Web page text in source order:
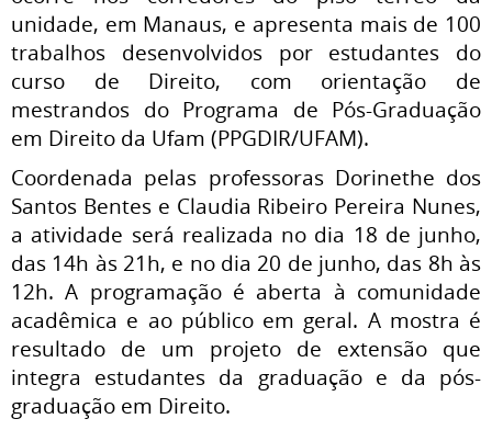
unidade, em Manaus, e apresenta mais de 100
trabalhos desenvolvidos por estudantes do
curso de Direito, com orientação de
mestrandos do Programa de Pós-Graduação
em Direito da Ufam (PPGDIR/UFAM).
Coordenada pelas professoras Dorinethe dos
Santos Bentes e Claudia Ribeiro Pereira Nunes,
a atividade será realizada no dia 18 de junho,
das 14h às 21h, e no dia 20 de junho, das 8h às
12h. A programação é aberta à comunidade
acadêmica e ao público em geral. A mostra é
resultado de um projeto de extensão que
integra estudantes da graduação e da pós-
graduação em Direito.